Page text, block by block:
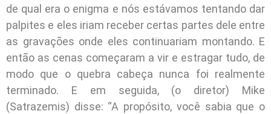
de qual era o enigma e nós estávamos tentando dar
palpites e eles iriam receber certas partes dele entre
as gravações onde eles continuariam montando. E
então as cenas começaram a vir e estragar tudo, de
modo que o quebra cabeça nunca foi realmente
terminado. E em seguida, (o diretor) Mike
(Satrazemis) disse: “A propósito, você sabia que o